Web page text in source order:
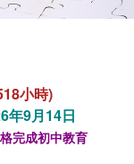
小時)
年9月14日
完成初中教育